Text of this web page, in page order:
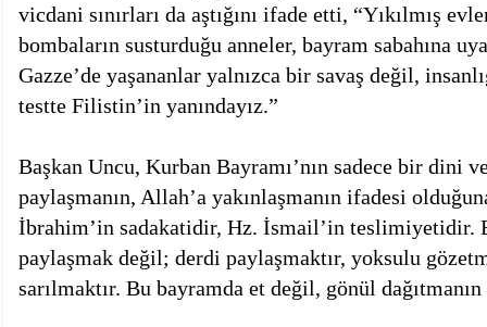
vicdani sınırları da aştığını ifade etti, “Yıkılmış
bombaların susturduğu anneler, bayram sabahına
Gazze’de yaşananlar yalnızca bir savaş değil,
testte Filistin’in yanındayız.”
Başkan Uncu, Kurban Bayramı’nın sadece bir dini
paylaşmanın, Allah’a yakınlaşmanın ifadesi
İbrahim’in sadakatidir, Hz. İsmail’in teslimiyetidir.
paylaşmak değil; derdi paylaşmaktır, yoksulu
sarılmaktır. Bu bayramda et değil, gönül